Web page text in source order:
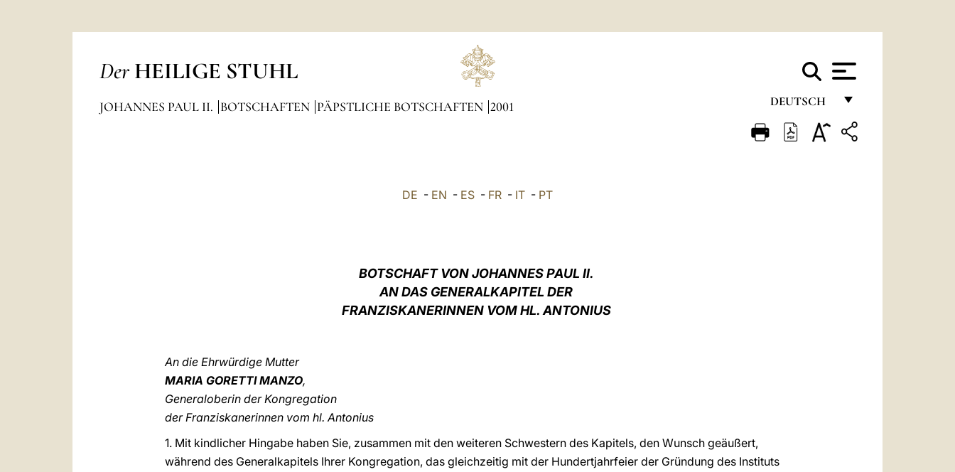
Der HEILIGE STUHL
DEUTSCH
FRANÇAIS
JOHANNES PAUL II. BOTSCHAFTEN PÄPSTLICHE BOTSCHAFTEN 2001
DE - EN - ES - FR - IT - PT
BOTSCHAFT VON JOHANNES PAUL II.
AN DAS GENERALKAPITEL DER
FRANZISKANERINNEN VOM HL. ANTONIUS
An die Ehrwürdige Mutter
MARIA GORETTI MANZO,
Generaloberin der Kongregation
der Franziskanerinnen vom hl. Antonius
1. Mit kindlicher Hingabe haben Sie, zusammen mit den weiteren Schwestern des Kapitels, den Wunsch geäußert,
während des Generalkapitels Ihrer Kongregation, das gleichzeitig mit der Hundertjahrfeier der Gründung des Instituts